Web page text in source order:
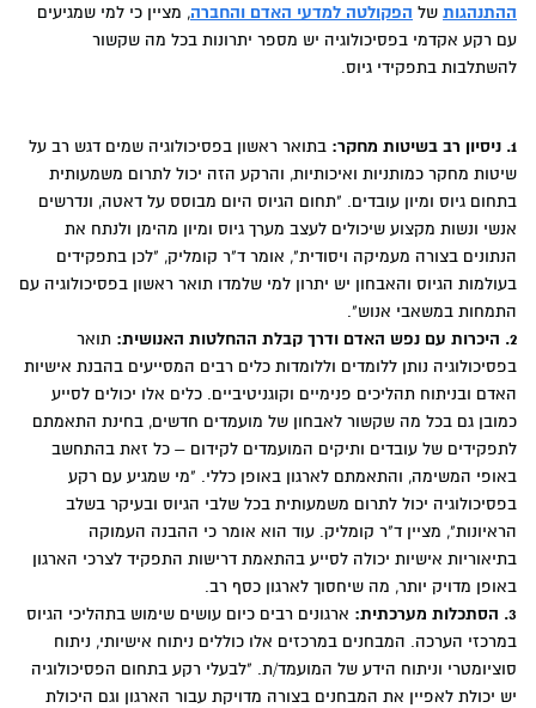
ההתנהגות של הפקולטה למדעי האדם והחברה, מציין כי למי שמגיעים
עם רקע אקדמי בפסיכולוגיה יש מספר יתרונות בכל מה שקשור
להשתלבות בתפקידי גיוס.
1. ניסיון רב בשיטות מחקר:
בתואר ראשון בפסיכולוגיה שמים דגש רב על
שיטות מחקר כמותניות ואיכותיות, והרקע הזה יכול לתרום משמעותית
בתחום גיוס ומיון עובדים. "תחום הגיוס היום מבוסס על דאטה, ונדרשים
אנשי ונשות מקצוע שיכולים לעצב מערך גיוס ומיון מהימן ולנתח את
הנתונים בצורה מעמיקה ויסודית", אומר ד"ר קומליק, "לכן בתפקידים
בעולמות הגיוס והאבחון יש יתרון למי שלמדו תואר ראשון בפסיכולוגיה עם
התמחות במשאבי אנוש".
2. היכרות עם נפש האדם ודרך קבלת ההחלטות האנושית:
תואר
בפסיכולוגיה נותן ללומדים וללומדות כלים רבים המסייעים בהבנת אישיות
האדם ובניתוח תהליכים פנימיים וקוגניטיביים. כלים אלו יכולים לסייע
כמובן גם בכל מה שקשור לאבחון של מועמדים חדשים, בחינת התאמתם
לתפקידים של עובדים ותיקים המועמדים לקידום – כל זאת בהתחשב
באופי המשימה, והתאמתם לארגון באופן כללי. "מי שמגיע עם רקע
בפסיכולוגיה יכול לתרום משמעותית בכל שלבי הגיוס ובעיקר בשלב
הראיונות", מציין ד"ר קומליק. עוד הוא אומר כי ההבנה העמוקה
בתיאוריות אישיות יכולה לסייע בהתאמת דרישות התפקיד לצרכי הארגון
באופן מדויק יותר, מה שיחסוך לארגון כסף רב.
3. הסתכלות מערכתית:
ארגונים רבים כיום עושים שימוש בתהליכי הגיוס
במרכזי הערכה. המבחנים במרכזים אלו כוללים ניתוח אישיותי, ניתוח
סוציומטרי וניתוח הידע של המועמד/ת. "לבעלי רקע בתחום הפסיכולוגיה
יש יכולת לאפיין את המבחנים בצורה מדויקת עבור הארגון וגם היכולת